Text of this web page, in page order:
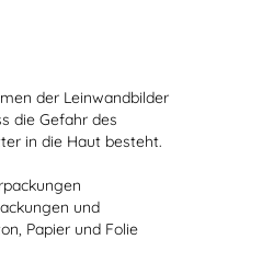
der Leinwandbilder
die Gefahr des
in die Haut besteht.
und
Papier und Folie